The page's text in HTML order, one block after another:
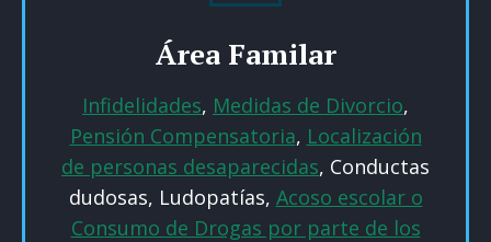
Área Familar
Infidelidades, Medidas de Divorcio,
Pensión Compensatoria, Localización
de personas desaparecidas, Conductas
dudosas, Ludopatías, Acoso escolar o
Consumo de Drogas por parte de los